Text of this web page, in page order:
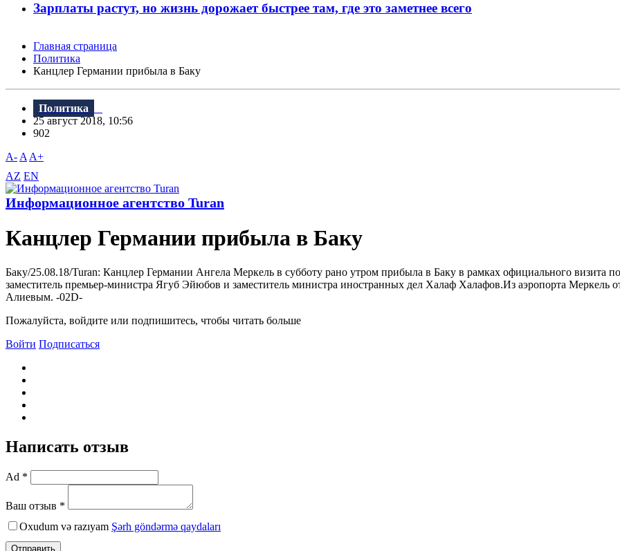
Зарплаты растут, но жизнь дорожает быстрее там, где это заметнее всего
Главная страница
Политика
Канцлер Германии прибыла в Баку
Политика
25 август 2018, 10:56
902
A- A A+
AZ EN
Информационное агентство Turan
Канцлер Германии прибыла в Баку
Баку/25.08.18/Turan: Канцлер Германии Ангела Меркель в субботу рано утром прибыла в Баку в рамках официального визита
заместитель премьер-министра Ягуб Эйюбов и заместитель министра иностранных дел Халаф Халафов.Из аэропорта Меркель
Алиевым. -02D-
Пожалуйста, войдите или подпишитесь, чтобы читать больше
Войти Подписаться
Написать отзыв
Ad *
Ваш отзыв *
Oxudum və razıyam Şərh göndərmə qaydaları
Отправить